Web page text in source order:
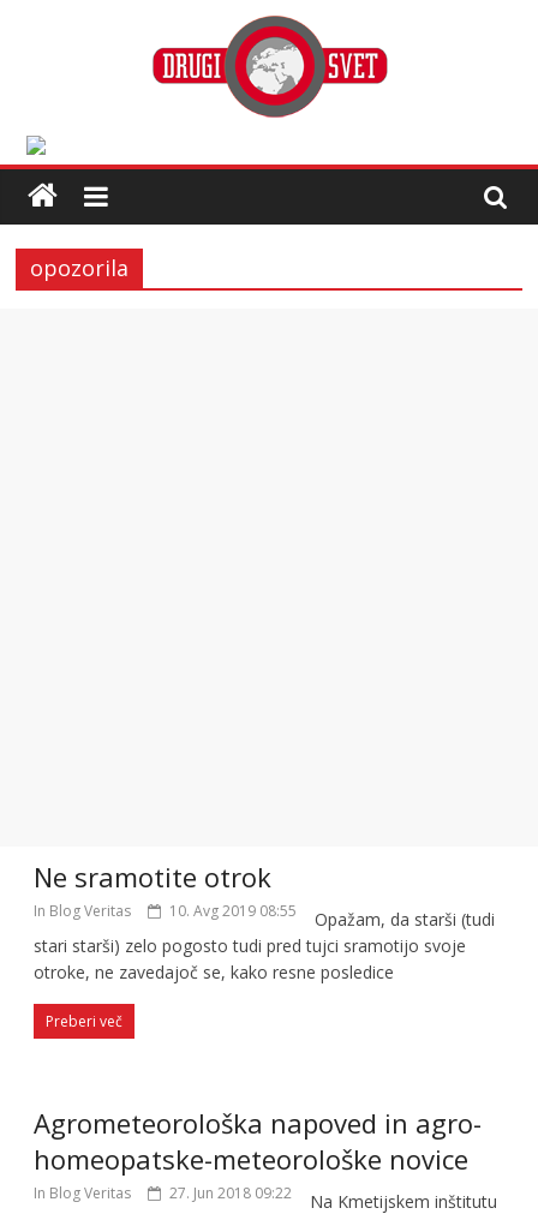
opozorila
Ne sramotite otrok
In Blog Veritas 10. Avg 2019 08:55
Opažam, da starši (tudi
stari starši) zelo pogosto tudi pred tujci sramotijo svoje
otroke, ne zavedajoč se, kako resne posledice
Preberi več
Agrometeorološka napoved in agro-
homeopatske-meteorološke novice
In Blog Veritas 27. Jun 2018 09:22
Na Kmetijskem inštitutu